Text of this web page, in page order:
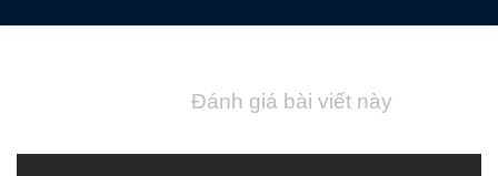
Đánh giá bài viết này